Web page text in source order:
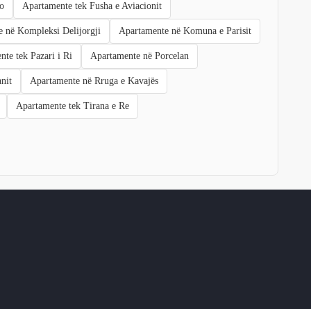
Apartamente tek Fusha e Aviacionit
në Kompleksi Delijorgji Apartamente në Komuna e Parisit
tek Pazari i Ri Apartamente në Porcelan
Apartamente në Rruga e Kavajës
Apartamente tek Tirana e Re